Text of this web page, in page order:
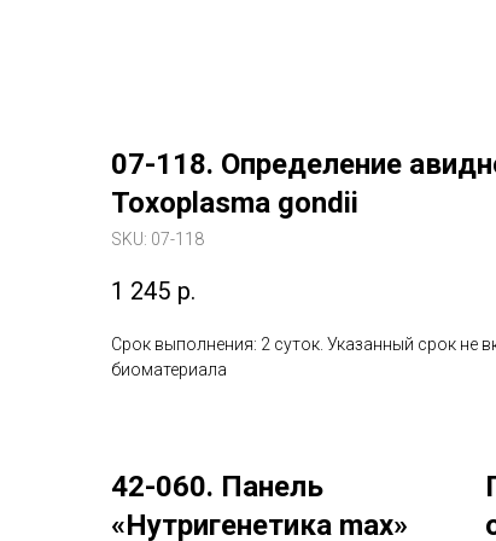
07-118. Определение
Toxoplasma gondii
SKU: 07-118
1 245 р.
Срок выполнения: 2 суток. Указанный срок не
биоматериала
42-060. Панель
«Нутригенетика max»